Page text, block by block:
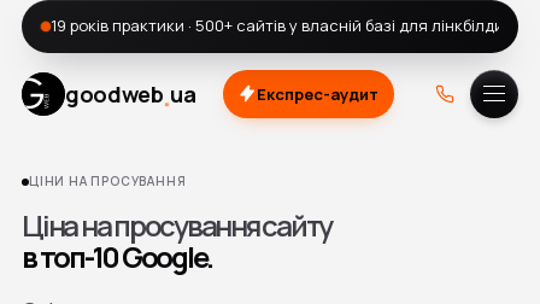
19 років практики · 500+ сайтів у власній базі для лінкбілдингу
goodweb ua Експрес-аудит
ЦІНИ НА ПРОСУВАННЯ
Ціна на просування сайту
в топ-10 Google.